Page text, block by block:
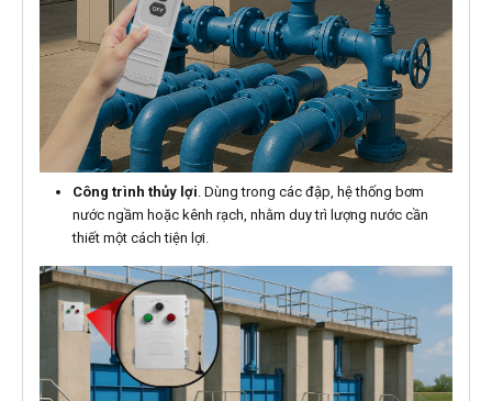
Công trình thủy lợi . Dùng trong các đập, hệ thống bơm
nước ngầm hoặc kênh rạch, nhằm duy trì lượng nước cần
thiết một cách tiện lợi.